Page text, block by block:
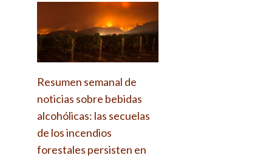
Resumen semanal de
noticias sobre bebidas
alcohólicas: las secuelas
de los incendios
forestales persisten en